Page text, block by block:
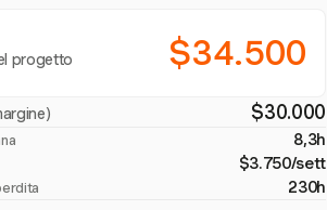
progetto $34.500
$30.000
8,3h
$3.750/sett
230h